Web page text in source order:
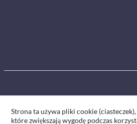
Strona ta używa pliki cookie
które zwiększają wygodę podczas